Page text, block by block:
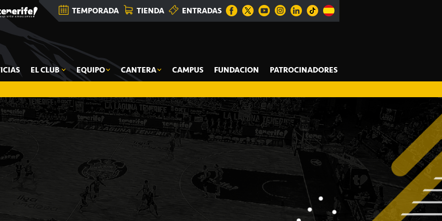
TEMPORADA TIENDA ENTRADAS
EL CLUB EQUIPO CANTERA CAMPUS FUNDACION PATROCINADORES